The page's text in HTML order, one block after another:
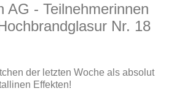
AG - Teilnehmerinnen
Nr. 18
der letzten Woche als absolut
Effekten!